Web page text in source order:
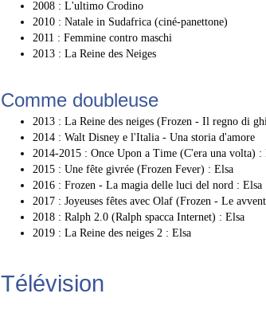
2008 : L'ultimo Crodino
2010 : Natale in Sudafrica (ciné-panettone)
2011 : Femmine contro maschi
2013 : La Reine des Neiges
Comme doubleuse
2013 : La Reine des neiges (Frozen - Il regno di
2014 : Walt Disney e l'Italia - Una storia d'amore
2014-2015 : Once Upon a Time (C'era una volta) :
2015 : Une fête givrée (Frozen Fever) : Elsa
2016 : Frozen - La magia delle luci del nord : Elsa
2017 : Joyeuses fêtes avec Olaf (Frozen - Le
2018 : Ralph 2.0 (Ralph spacca Internet) : Elsa
2019 : La Reine des neiges 2 : Elsa
Télévision